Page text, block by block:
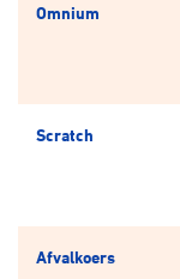
Omnium
Scratch
Afvalkoers